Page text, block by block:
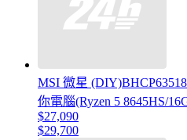
MSI 微星
你電腦(Ryzen 5 8645HS/
$27,090
$29,700